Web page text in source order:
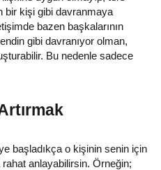
bir kişi gibi davranmaya
bazen başkalarının
gibi davranıyor olman,
Bu nedenle sadece
başladıkça o kişinin senin için
rahat anlayabilirsin. Örneğin;